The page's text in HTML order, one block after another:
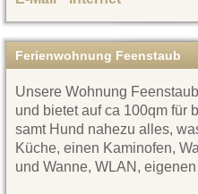
Ferienwohnung Feenstaub
Unsere Wohnung
und bietet auf ca 100qm für
samt Hund nahezu alles,
Küche, einen Kaminofen,
und Wanne, WLAN,